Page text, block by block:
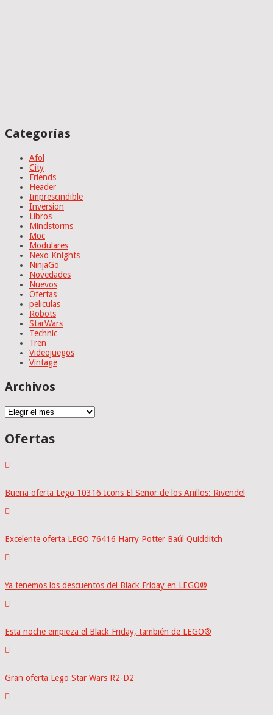
Categorías
Afol
City
Friends
Header
Imprescindible
Inversion
Libros
Mindstorms
Moc
Modulares
Nexo Knights
NinjaGo
Novedades
Nuevos
Ofertas
peliculas
Robots
StarWars
Technic
Tren
Videojuegos
Vintage
Archivos
Archivos
Ofertas
Buena oferta Lego 10316 Icons El Señor de los Anillos: Rivendel
Excelente oferta LEGO 76416 Harry Potter Baúl Quidditch
Ya tenemos los descuentos del Black Friday en LEGO®
Esta noche empieza el Black Friday, también de LEGO®
Gran oferta Lego Star Wars R2-D2